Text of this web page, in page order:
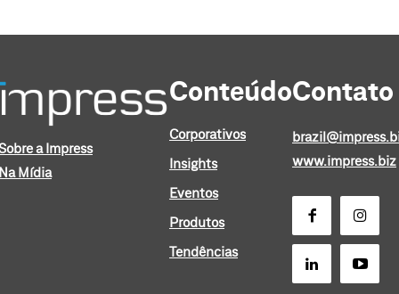
a Impress
Mídia
Conteúdo
Corporativos
Insights
Eventos
Produtos
Tendências
Contato
www.impress.biz